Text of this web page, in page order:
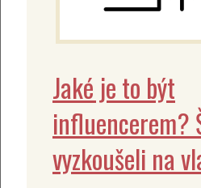
Jaké je to být
influencerem?
vyzkoušeli na